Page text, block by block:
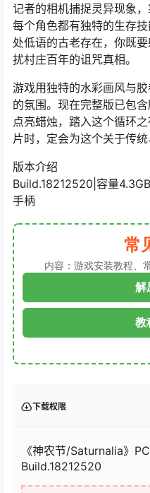
记者的相机捕捉灵异现象，
每个角色都有独特的生存
处低语的古老存在，你既
扰村庄百年的诅咒真相。
游戏用独特的水彩画风与
的氛围。现在完整版已包
点亮蜡烛，踏入这个循环
片时，定会为这个关于传统
版本介绍
Build.18212520|容量
手柄
常
内容：游戏安装教程、
解
教
下载权限
《神农节/Saturnalia》
Build.18212520